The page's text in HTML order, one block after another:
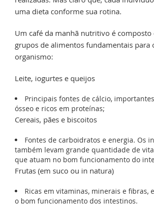
uma dieta conforme sua rotina.
Um café da manhã nutritivo é composto
grupos de alimentos fundamentais para
organismo:
Leite, iogurtes e queijos
Principais fontes de cálcio,
ósseo e ricos em proteínas;
Cereais, pães e biscoitos
Fontes de carboidratos e energia. Os
também levam grande quantidade de
que atuam no bom funcionamento do
Frutas (em suco ou in natura)
Ricas em vitaminas, minerais e fibras,
o bom funcionamento dos intestinos.